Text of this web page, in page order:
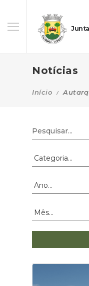
Notícias
Início